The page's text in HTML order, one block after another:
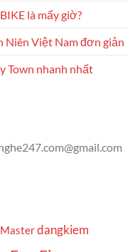
là mấy giờ?
Niên Việt Nam đơn giản
Town nhanh nhất
dangkiem